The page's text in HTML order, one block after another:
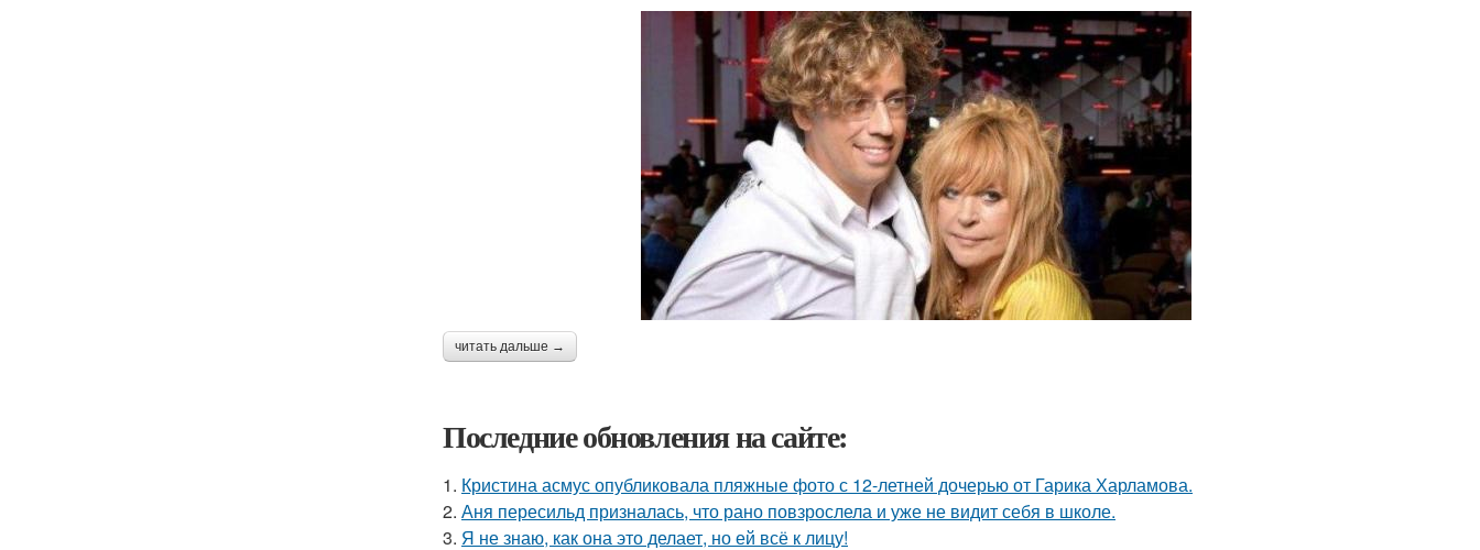
читать дальше →
Последние обновления на сайте:
1. Кристина асмус опубликовала пляжные фото с 12-летней дочерью от Гарика Харламова.
2. Аня пересильд призналась, что рано повзрослела и уже не видит себя в школе.
3. Я не знаю, как она это делает, но ей всё к лицу!